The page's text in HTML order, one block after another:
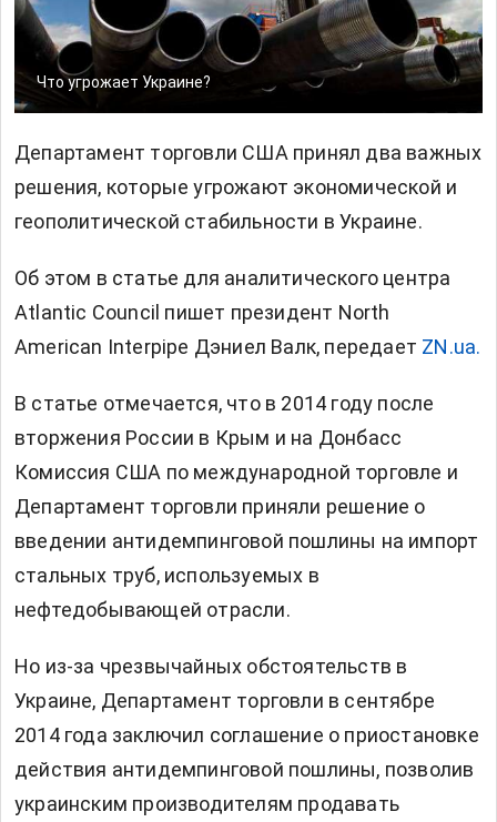
Что угрожает Украине?
Департамент торговли США принял два важных
решения, которые угрожают экономической и
геополитической стабильности в Украине.
Об этом в статье для аналитического центра
Atlantic Council пишет президент North
American Interpipe Дэниел Валк, передает ZN.ua.
В статье отмечается, что в 2014 году после
вторжения России в Крым и на Донбасс
Комиссия США по международной торговле и
Департамент торговли приняли решение о
введении антидемпинговой пошлины на импорт
стальных труб, используемых в
нефтедобывающей отрасли.
Но из-за чрезвычайных обстоятельств в
Украине, Департамент торговли в сентябре
2014 года заключил соглашение о приостановке
действия антидемпинговой пошлины, позволив
украинским производителям продавать